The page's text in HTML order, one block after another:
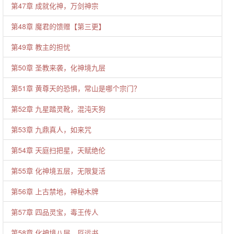
第47章 成就化神，万剑神宗
第48章 魔君的馈赠【第三更】
第49章 教主的担忧
第50章 圣教来袭，化神境九层
第51章 黄尊天的恐惧，常山是哪个宗门？
第52章 九星踏灵靴，混沌天狗
第53章 九鼎真人，如来咒
第54章 天庭扫把星，天赋绝伦
第55章 化神境五层，无限复活
第56章 上古禁地，神秘木牌
第57章 四品灵宝，毒王传人